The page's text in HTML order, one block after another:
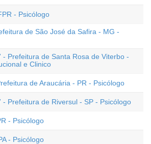
- Psicólogo
de São José da Safira - MG -
- Prefeitura de Santa Rosa de Viterbo -
e Clinico
de Araucária - PR - Psicólogo
- Prefeitura de Riversul - SP - Psicólogo
- Psicólogo
- Psicólogo